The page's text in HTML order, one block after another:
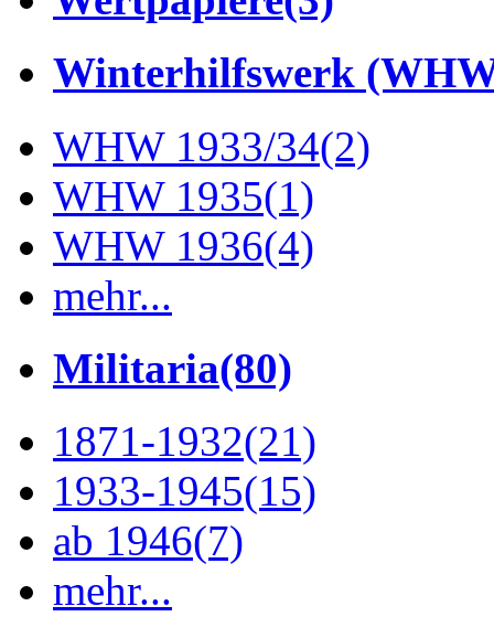
Winterhilfswerk
WHW 1933/34(2)
WHW 1935(1)
WHW 1936(4)
mehr...
Militaria(80)
1871-1932(21)
1933-1945(15)
ab 1946(7)
mehr...